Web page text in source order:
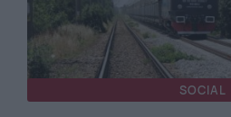
SOCIAL